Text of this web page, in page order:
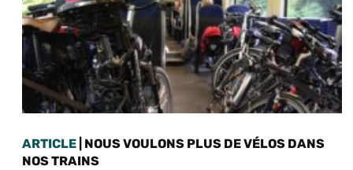
ARTICLE | NOUS VOULONS PLUS DE VÉLOS DANS
NOS TRAINS